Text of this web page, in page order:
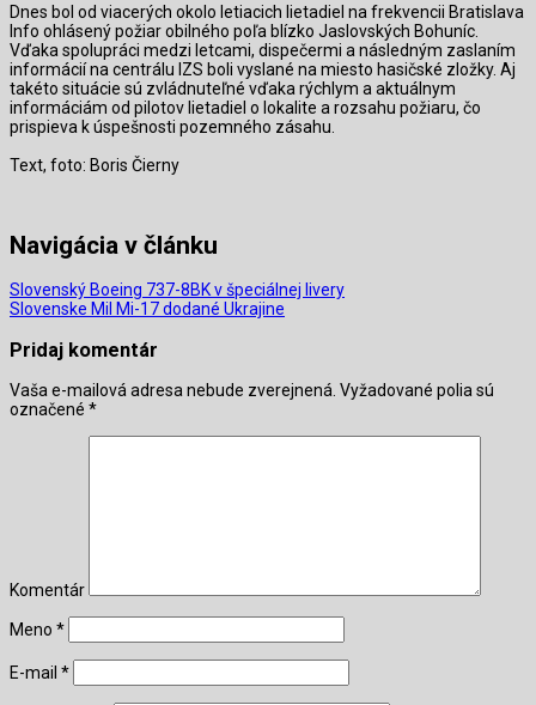
Dnes bol od viacerých okolo letiacich lietadiel na frekvencii Bratislava
Info ohlásený požiar obilného poľa blízko Jaslovských Bohuníc.
Vďaka spolupráci medzi letcami, dispečermi a následným zaslaním
informácií na centrálu IZS boli vyslané na miesto hasičské zložky. Aj
takéto situácie sú zvládnuteľné vďaka rýchlym a aktuálnym
informáciám od pilotov lietadiel o lokalite a rozsahu požiaru, čo
prispieva k úspešnosti pozemného zásahu.
Text, foto: Boris Čierny
Navigácia v článku
Slovenský Boeing 737-8BK v špeciálnej livery
Slovenske Mil Mi-17 dodané Ukrajine
Pridaj komentár
Vaša e-mailová adresa nebude zverejnená. Vyžadované polia sú
označené *
Komentár
Meno *
E-mail *